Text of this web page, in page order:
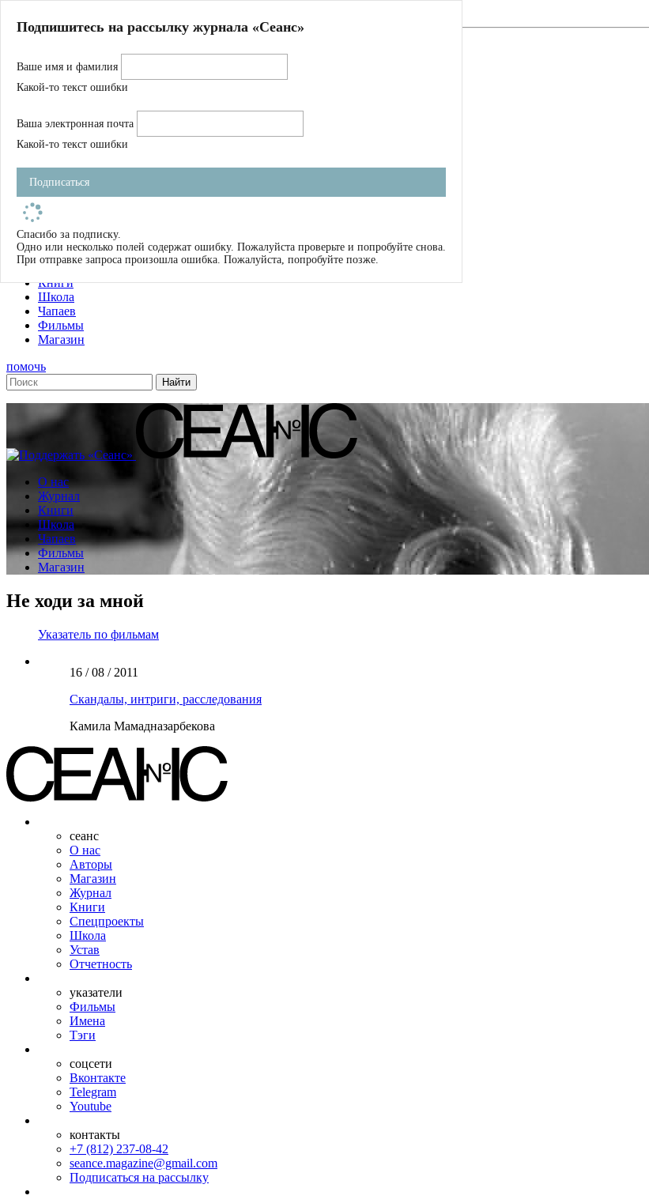
Магазин
Журнал
Школа
Устав
Фильмы
Имена
Тэги
О нас
Журнал
Книги
Школа
Чапаев
Фильмы
Магазин
помочь
О нас
Журнал
Книги
Школа
Чапаев
Фильмы
Магазин
Не ходи за мной
Указатель по фильмам
16 / 08 / 2011
Скандалы, интриги, расследования
Камила Мамадназарбекова
сеанс
О нас
Авторы
Магазин
Журнал
Книги
Спецпроекты
Школа
Устав
Отчетность
указатели
Фильмы
Имена
Тэги
соцсети
Вконтакте
Telegram
Youtube
контакты
+7 (812) 237-08-42
seance.magazine@gmail.com
Подписаться на рассылку
Подпишитесь на рассылку журнала «Сеанс»
Ваше имя и фамилия
Какой-то текст ошибки
Ваша электронная почта
Какой-то текст ошибки
Подписаться
Спасибо за подписку.
Одно или несколько полей содержат ошибку. Пожалуйста проверьте и попробуйте снова.
При отправке запроса произошла ошибка. Пожалуйста, попробуйте позже.